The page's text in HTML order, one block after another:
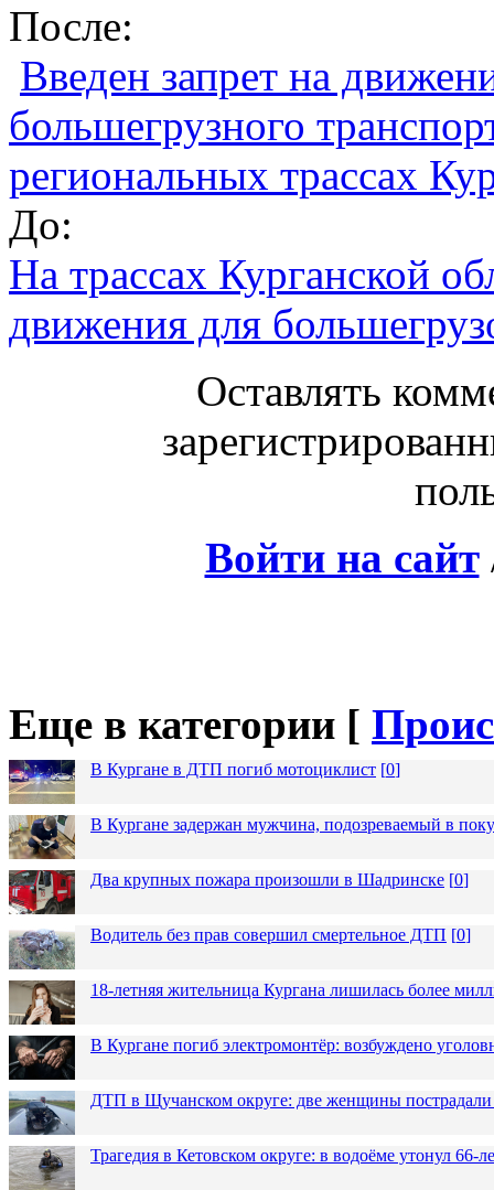
После:
Введен запрет на
большегрузного
региональных трассах
До:
На трассах Курганской
движения для
Оставлять
Войти на сайт
Еще в категории [
В Кургане в ДТП погиб мотоциклист [0]
В Кургане задержан мужчина, подозреваемый в
Два крупных пожара произошли в Шадринске [0]
Водитель без прав совершил смертельное ДТП [0]
18-летняя жительница Кургана лишилась более
В Кургане погиб электромонтёр: возбуждено
ДТП в Щучанском округе: две женщины пострадали
Трагедия в Кетовском округе: в водоёме утонул 66-